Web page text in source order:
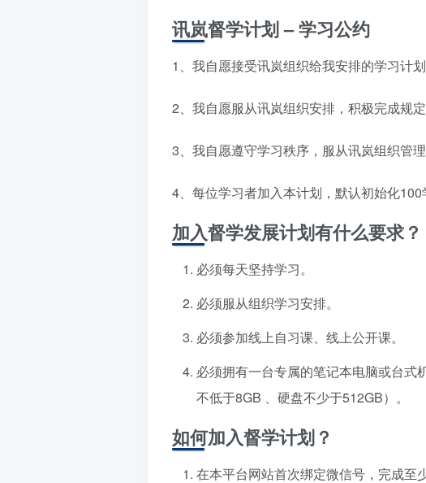
讯岚督学计划 – 学习公约
1、我自愿接受讯岚组织给我安排的学习计划
2、我自愿服从讯岚组织安排，积极完成规定
3、我自愿遵守学习秩序，服从讯岚组织管理
4、每位学习者加入本计划，默认初始化100
加入督学发展计划有什么要求？
必须每天坚持学习。
必须服从组织学习安排。
必须参加线上自习课、线上公开课。
必须拥有一台专属的笔记本电脑或台式
不低于8GB 、硬盘不少于512GB）。
如何加入督学计划？
在本平台网站首次绑定微信号，完成至